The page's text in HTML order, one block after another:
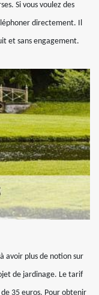
Si vous voulez des
directement. Il
et sans engagement.
avoir plus de notion sur
de jardinage. Le tarif
35 euros. Pour obtenir